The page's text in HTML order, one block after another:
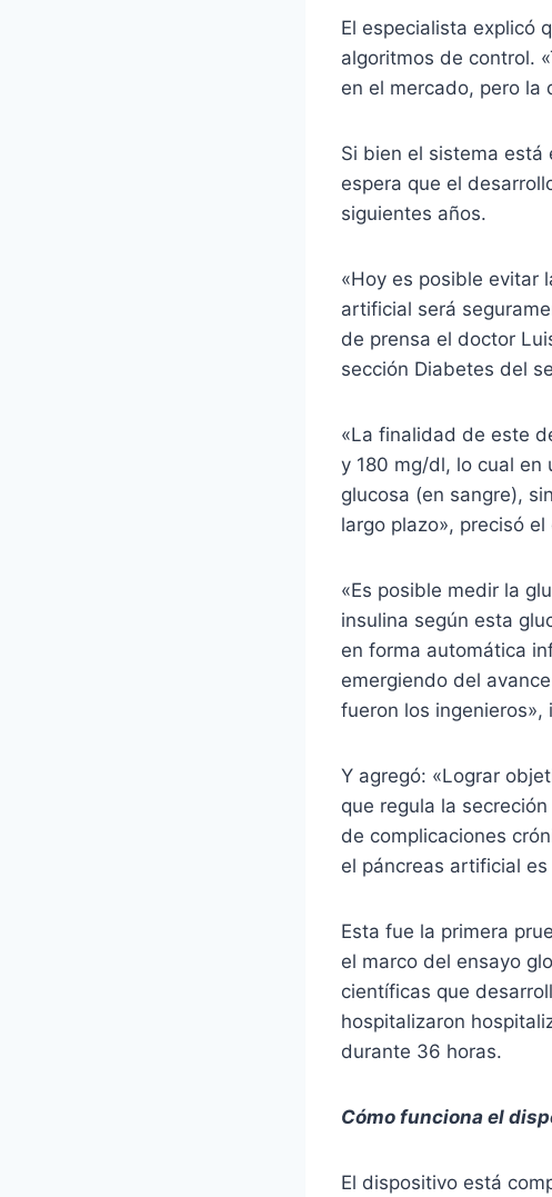
El especialista explicó
algoritmos de control.
en el mercado, pero la
Si bien el sistema está
espera que el
siguientes años.
«Hoy es posible evitar
artificial será
de prensa el doctor
sección Diabetes del
«La finalidad de este
y 180 mg/dl, lo cual en
glucosa (en sangre),
largo plazo», precisó
«Es posible medir la
insulina según esta
en forma automática
emergiendo del
fueron los ingenieros»,
Y agregó: «Lograr
que regula la
de complicaciones
el páncreas artificial
Esta fue la primera
el marco del ensayo
científicas que
hospitalizaron
durante 36 horas.
Cómo funciona el
El dispositivo está